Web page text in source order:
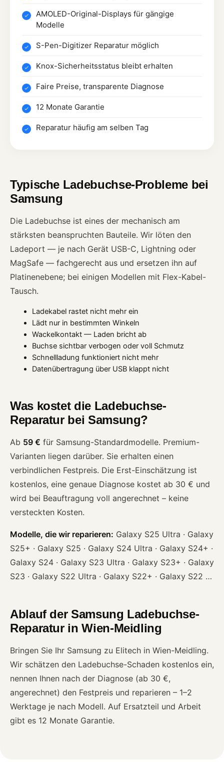
AMOLED-Original-Displays für gängige
Modelle
S-Pen-Digitizer Reparatur möglich
Knox-Sicherheitsstatus bleibt erhalten
Faire Preise, transparente Diagnose
12 Monate Garantie
Reparatur häufig am selben Tag
Typische Ladebuchse-Probleme bei
Samsung
Die Ladebuchse ist eines der mechanisch am
stärksten beanspruchten Bauteile. Wir löten den
Ladeport — je nach Gerät USB-C, Lightning oder
MagSafe — fachgerecht aus und ersetzen ihn auf
Platinenebene; bei einigen Modellen mit Flex-Kabel-
Tausch.
Ladekabel rastet nicht mehr ein
Lädt nur in bestimmten Winkeln
Wackelkontakt — Laden bricht ab
Buchse sichtbar verbogen oder voll Schmutz
Schnellladung funktioniert nicht mehr
Datenübertragung über USB klappt nicht
Was kostet die Ladebuchse-
Reparatur bei Samsung?
Ab 59 € für Samsung-Standardmodelle. Premium-
Varianten liegen darüber. Sie erhalten einen
verbindlichen Festpreis. Die Erst-Einschätzung ist
kostenlos, eine genaue Diagnose kostet ab 30 € und
wird bei Beauftragung voll angerechnet – keine
versteckten Kosten.
Modelle, die wir reparieren: Galaxy S25 Ultra · Galaxy
S25+ · Galaxy S25 · Galaxy S24 Ultra · Galaxy S24+ ·
Galaxy S24 · Galaxy S23 Ultra · Galaxy S23+ · Galaxy
S23 · Galaxy S22 Ultra · Galaxy S22+ · Galaxy S22 …
Ablauf der Samsung Ladebuchse-
Reparatur in Wien-Meidling
Bringen Sie Ihr Samsung zu Elitech in Wien-Meidling.
Wir schätzen den Ladebuchse-Schaden kostenlos ein,
nennen Ihnen nach der Diagnose (ab 30 €,
angerechnet) den Festpreis und reparieren – 1–2
Werktage je nach Modell. Auf Ersatzteil und Arbeit
gibt es 12 Monate Garantie.